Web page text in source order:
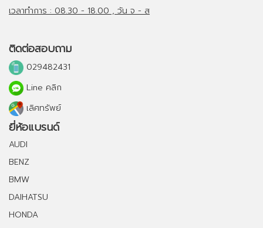
เวลาทำการ : 08.30 - 18.00 , วัน จ - ส
ติดต่อสอบถาม
029482431
Line คลิก
เลิศทรัพย์
ยี่ห้อแบรนด์
AUDI
BENZ
BMW
DAIHATSU
HONDA